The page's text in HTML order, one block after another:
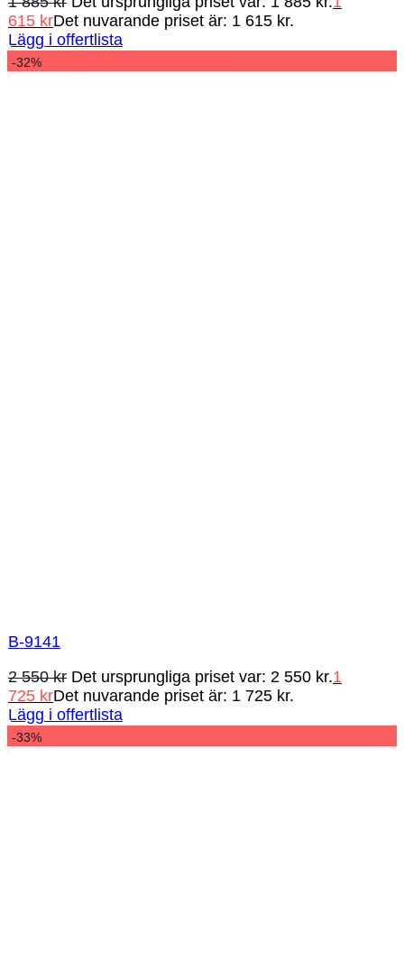
615 krDet nuvarande priset är: 1 615 kr.
Lägg i offertlista
-32%
B-9141
2 550kr Det ursprungliga priset var: 2 550 kr.1
725 krDet nuvarande priset är: 1 725 kr.
Lägg i offertlista
-33%